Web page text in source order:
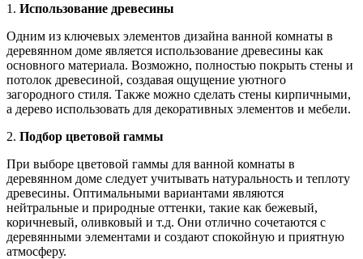
1. Использование древесины
Одним из ключевых элементов дизайна ванной комнаты в
деревянном доме является использование древесины как
основного материала. Возможно, полностью покрыть стены и
потолок древесиной, создавая ощущение уютного
загородного стиля. Также можно сделать стены кирпичными,
а дерево использовать для декоративных элементов и мебели.
2. Подбор цветовой гаммы
При выборе цветовой гаммы для ванной комнаты в
деревянном доме следует учитывать натуральность и теплоту
древесины. Оптимальными вариантами являются
нейтральные и природные оттенки, такие как бежевый,
коричневый, оливковый и т.д. Они отлично сочетаются с
деревянными элементами и создают спокойную и приятную
атмосферу.